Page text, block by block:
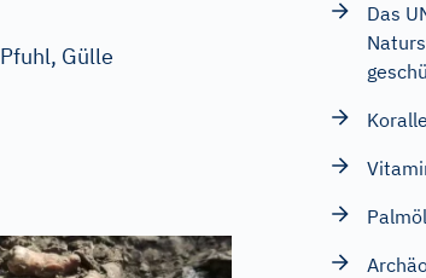
Pfuhl, Gülle
Das